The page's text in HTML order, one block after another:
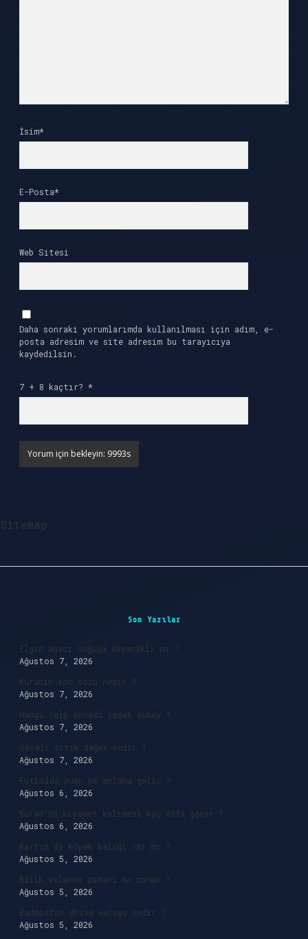
İsim*
E-Posta*
Web Sitesi
Daha sonraki yorumlarımda kullanılması için adım, e-
posta adresim ve site adresim bu tarayıcıya
kaydedilsin.
7 + 8 kaçtır? *
Sitemap
Son Yazılar
Ilgın ağacı soğuğa dayanıklı mı ?
Ağustos 7, 2026
Kuranın son sözü nedir ?
Ağustos 7, 2026
Hangi celp dönemi yedek subay ?
Ağustos 7, 2026
Göreli artık değer nedir ?
Ağustos 7, 2026
Futbolda puan ne anlama gelir ?
Ağustos 6, 2026
Kuran’da kıyamet kelimesi kaç defa geçer ?
Ağustos 6, 2026
Bartın’da köpek balığı var mı ?
Ağustos 5, 2026
Balık avlanma zamanı ne zaman ?
Ağustos 5, 2026
Badminton drive vuruşu nedir ?
Ağustos 5, 2026